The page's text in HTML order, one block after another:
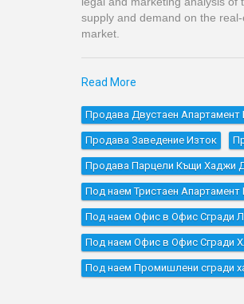
supply and demand on the
market.
Read More
Продава Двустаен
Продава Заведение Изток
Продава Парцели Къщи Хаджи
Под наем Тристаен Апартамент
Под наем Офис в Офис Сгради
Под наем Офис в Офис Сгради
Под наем Промишлени сгради